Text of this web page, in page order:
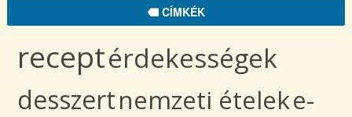
CÍMKÉK
receptérdekességek
desszertnemzeti ételeke-